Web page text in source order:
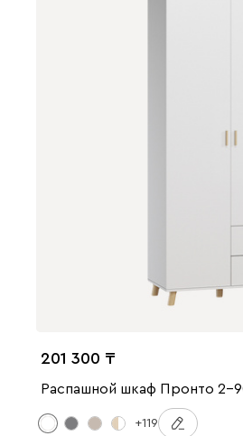
201 300
Распашной шкаф Пронто 2-
+119